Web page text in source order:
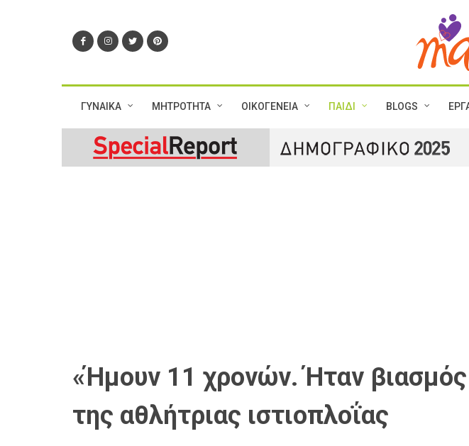
ΓΥΝΑΙΚΑ ΜΗΤΡΟΤΗΤΑ ΟΙΚΟΓΕΝΕΙΑ ΠΑΙΔΙ BLOGS
«Ήμουν 11 χρονών. Ήταν
της αθλήτριας ιστιοπλοΐας